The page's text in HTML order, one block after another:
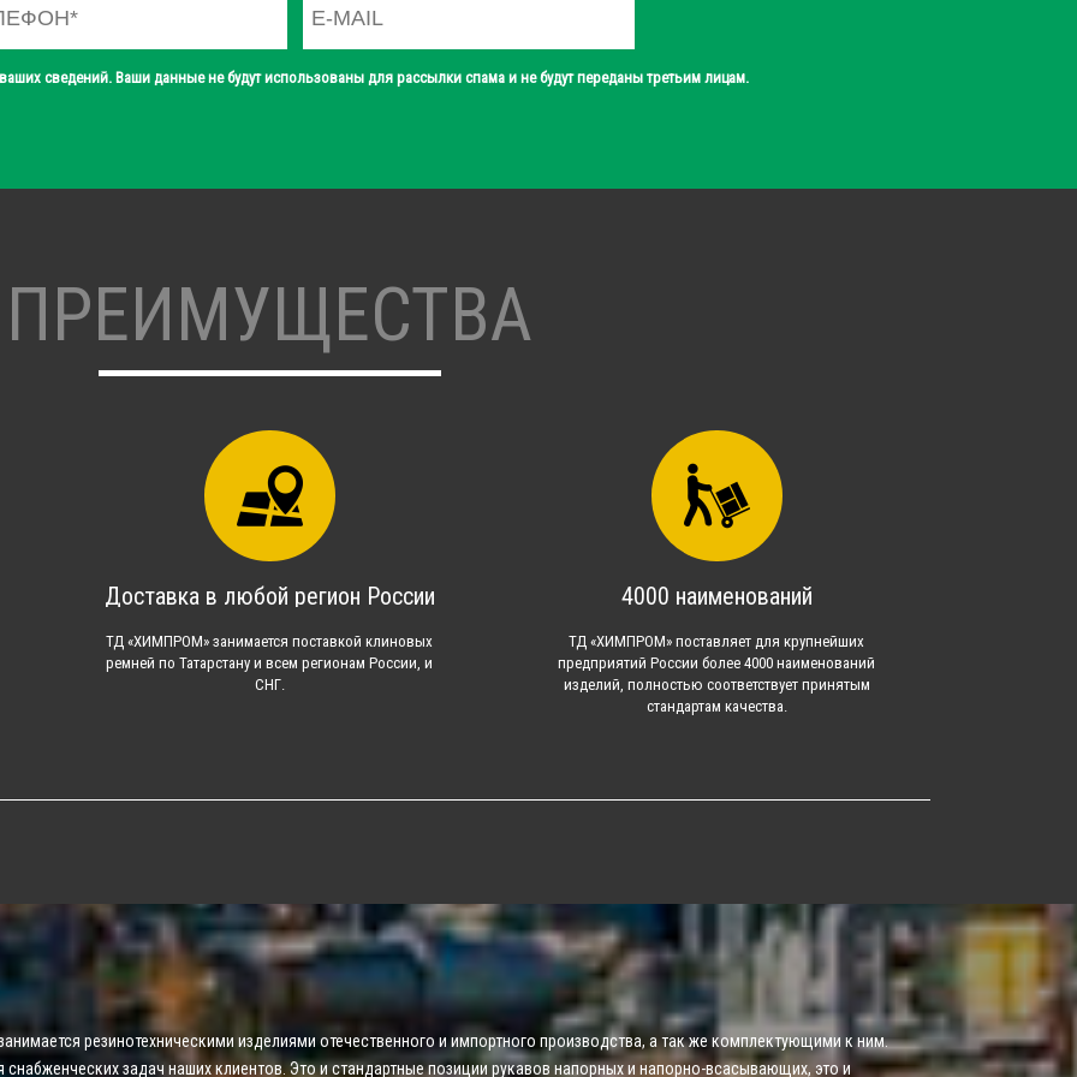
сведений. Ваши данные не будут использованы для рассылки спама и не будут переданы третьим лицам.
ПРЕИМУЩЕСТВА
Доставка в любой регион России
ТД «ХИМПРОМ» занимается поставкой клиновых
ремней по Татарстану и всем регионам России, и
СНГ.
4000 наименований
ТД «ХИМПРОМ» поставляет для крупнейших
предприятий России более 4000 наименований
изделий, полностью соответствует принятым
стандартам качества.
резинотехническими изделиями отечественного и импортного производства, а так же комплектующими к ним.
задач наших клиентов. Это и стандартные позиции рукавов напорных и напорно-всасывающих, это и